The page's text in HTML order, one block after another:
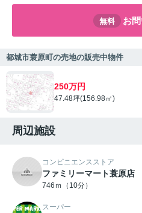
無料 お
都城市蓑原町の売地の販売中物件
250万円
47.48坪(156.98㎡)
周辺施設
コンビニエンスストア
ファミリーマート蓑原店
746ｍ（10分）
スーパー